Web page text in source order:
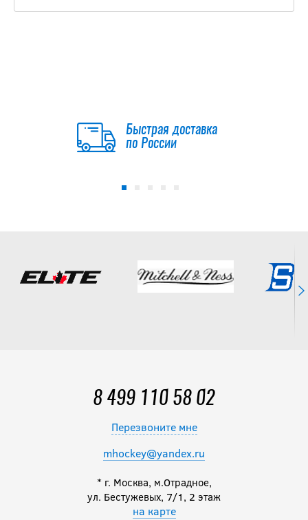
Быстрая доставка
по России
8 499 110 58 02
Перезвоните мне
mhockey@yandex.ru
* г. Москва, м.Отрадное,
ул. Бестужевых, 7/1, 2 этаж
на карте